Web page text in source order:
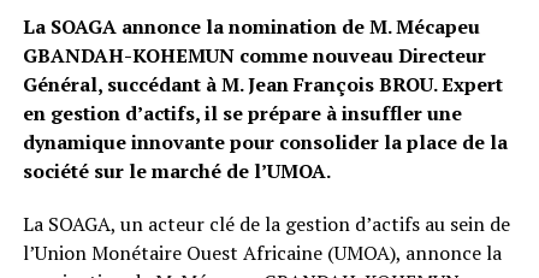
La SOAGA annonce la nomination de M. Mécapeu
GBANDAH-KOHEMUN comme nouveau Directeur
Général, succédant à M. Jean François BROU. Expert
en gestion d’actifs, il se prépare à insuffler une
dynamique innovante pour consolider la place de la
société sur le marché de l’UMOA.
La SOAGA, un acteur clé de la gestion d’actifs au sein de
l’Union Monétaire Ouest Africaine (UMOA), annonce la